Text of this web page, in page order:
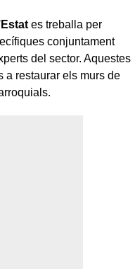
es treballa per
conjuntament
del sector. Aquestes
a restaurar els murs de